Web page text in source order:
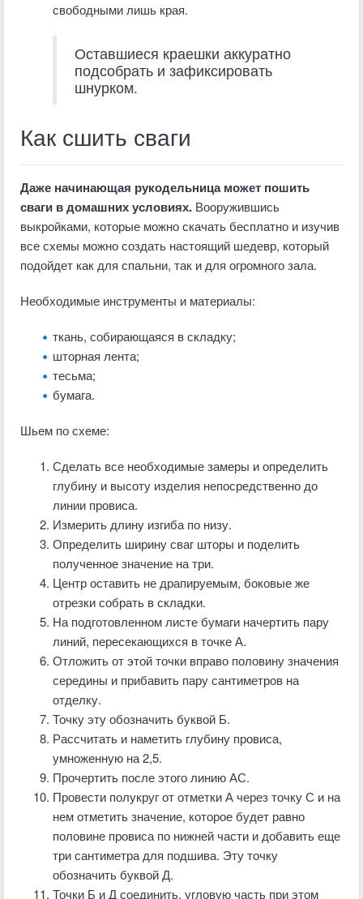
свободными лишь края.
Оставшиеся краешки аккуратно
подсобрать и зафиксировать
шнурком.
Как сшить сваги
Даже начинающая рукодельница может пошить
сваги в домашних условиях. Вооружившись
выкройками, которые можно скачать бесплатно и изучив
все схемы можно создать настоящий шедевр, который
подойдет как для спальни, так и для огромного зала.
Необходимые инструменты и материалы:
ткань, собирающаяся в складку;
шторная лента;
тесьма;
бумага.
Шьем по схеме:
Сделать все необходимые замеры и определить
глубину и высоту изделия непосредственно до
линии провиса.
Измерить длину изгиба по низу.
Определить ширину сваг шторы и поделить
полученное значение на три.
Центр оставить не драпируемым, боковые же
отрезки собрать в складки.
На подготовленном листе бумаги начертить пару
линий, пересекающихся в точке А.
Отложить от этой точки вправо половину значения
середины и прибавить пару сантиметров на
отделку.
Точку эту обозначить буквой Б.
Рассчитать и наметить глубину провиса,
умноженную на 2,5.
Прочертить после этого линию АС.
Провести полукруг от отметки А через точку С и на
нем отметить значение, которое будет равно
половине провиса по нижней части и добавить еще
три сантиметра для подшива. Эту точку
обозначить буквой Д.
Точки Б и Д соединить, угловую часть при этом